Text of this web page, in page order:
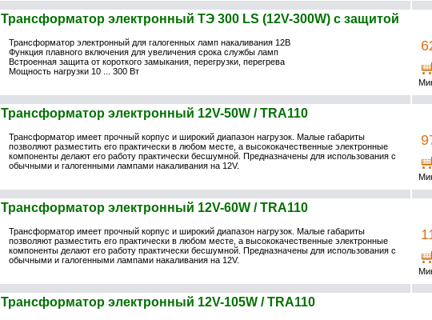
Трансформатор электронный ТЭ 300 LS (12V-300W) с защитой
Трансформатор электронный для галогенных ламп накаливания 12В
Функция плавного включения для увеличения срока службы ламп
Встроенная защита от короткого замыкания, перегрузки, перегрева
Мощность нагрузки 10 ... 300 Вт
Трансформатор электронный 12V-50W / TRA110
Трансформатор имеет прочный корпус и широкий диапазон нагрузок. Малые габариты
позволяют разместить его практически в любом месте, а высококачественные электронные
компоненты делают его работу практически бесшумной. Предназначены для использования с
обычными и галогенными лампами накаливания на 12V.
Трансформатор электронный 12V-60W / TRA110
Трансформатор имеет прочный корпус и широкий диапазон нагрузок. Малые габариты
позволяют разместить его практически в любом месте, а высококачественные электронные
компоненты делают его работу практически бесшумной. Предназначены для использования с
обычными и галогенными лампами накаливания на 12V.
Трансформатор электронный 12V-105W / TRA110